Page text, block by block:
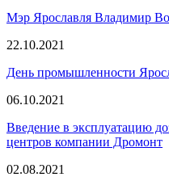
Мэр Ярославля Владимир
22.10.2021
День промышленности
06.10.2021
Введение в эксплуатацию
центров компании Дромонт
02.08.2021